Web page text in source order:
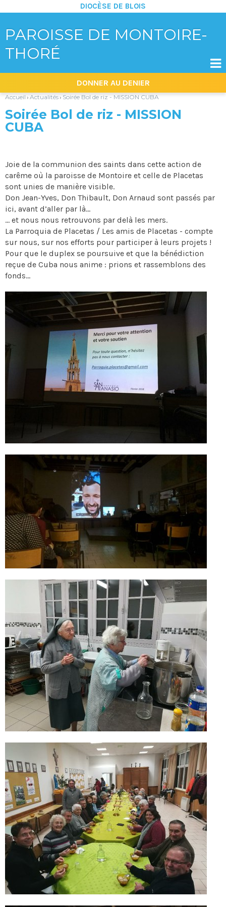
PAROISSE DE MONTOIRE-
THORÉ
DIOCÈSE DE BLOIS
|
Aller
navigation
DONNER AU DENIER

Accueil › Actualités› Soirée Bol de riz - MISSION CUBA
Soirée Bol de riz - MISSION
CUBA
Joie de la communion des saints dans cette action de
carême où la paroisse de Montoire et celle de Placetas
sont unies de manière visible.
Don Jean-Yves, Don Thibault, Don Arnaud sont passés par
ici, avant d’aller par là...
... et nous nous retrouvons par delà les mers.
La Parroquia de Placetas / Les amis de Placetas - compte
sur nous, sur nos efforts pour participer à leurs projets !
Pour que le duplex se poursuive et que la bénédiction
reçue de Cuba nous anime : prions et rassemblons des
fonds...